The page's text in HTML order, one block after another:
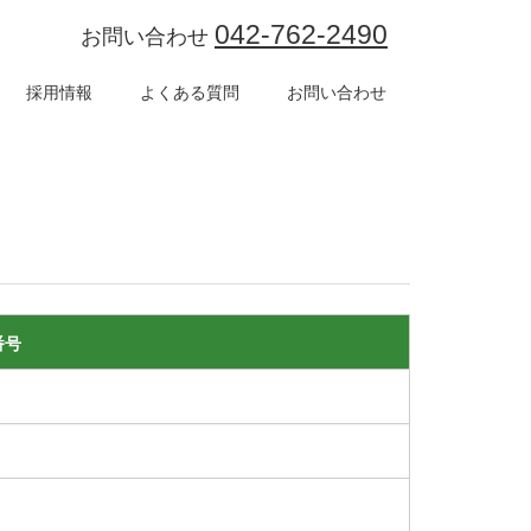
お問い合わせ 042-762-2490
採用情報 よくある質問 お問い合わせ
号